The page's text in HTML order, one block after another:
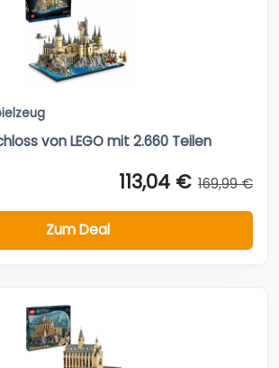
von LEGO mit 2.660 Teilen
113,04 € 169,99 €
Zum Deal